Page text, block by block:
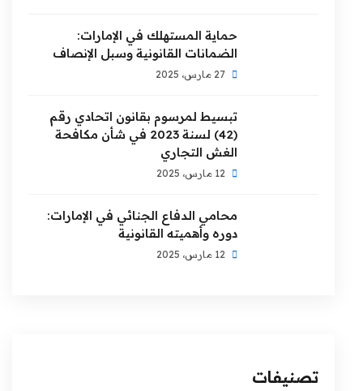
حماية المستهلك في الإمارات:
الضمانات القانونية وسبل الإنصاف
تبسيط لمرسوم بقانون اتحادي رقم
(42) لسنة 2023 في شأن مكافحة
الغش التجاري
محامي الدفاع الجنائي في الإمارات:
دوره وأهميته القانونية
تصنيفات